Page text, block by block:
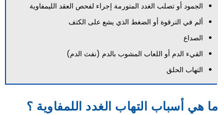
الجمود أو تصلب الغدد المتورمة إجراء لفحص العقد الليمفاوية
ألم في الترقوة أو الضغط الذي يشع على الكتف
الصداع
القيء الدم أو اللعاب المشوب بالدم (نفث الدم)
التهاب الحلق
ما هي أسباب التهاب الغدد اللمفاوية ؟